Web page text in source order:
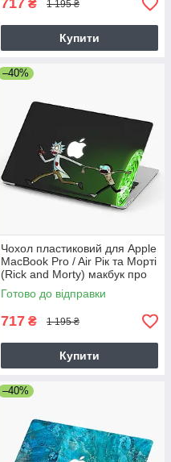
717 ₴ 1 195 ₴
Купити
–40%
Чохол пластиковий для Apple
MacBook Pro / Air Рік та Морті
(Rick and Morty) макбук про
case hard cover
Готово до відправки
717 ₴ 1 195 ₴
Купити
–40%